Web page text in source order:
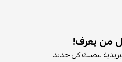
من يعرف!
ليصلك كل جديد.